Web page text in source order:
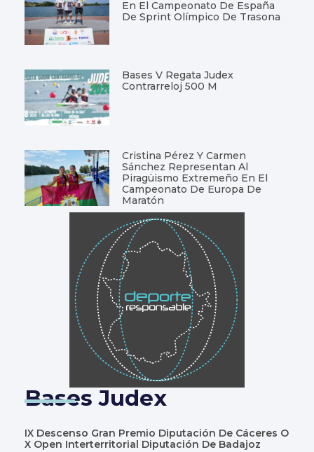
En El Campeonato De España
De Sprint Olímpico De Trasona
Bases V Regata Judex
Contrarreloj 500 M
Cristina Pérez Y Carmen
Sánchez Representan Al
Piragüismo Extremeño En El
Campeonato De Europa De
Maratón
Bases Judex
IX Descenso Gran Premio Diputación De Cáceres O
X Open Interterritorial Diputación De Badajoz